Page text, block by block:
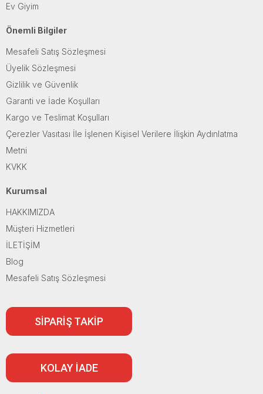
Ev Giyim
Önemli Bilgiler
Mesafeli Satış Sözleşmesi
Üyelik Sözleşmesi
Gizlilik ve Güvenlik
Garanti ve İade Koşulları
Kargo ve Teslimat Koşulları
Çerezler Vasıtası İle İşlenen Kişisel Verilere İlişkin Aydınlatma
Metni
KVKK
Kurumsal
HAKKIMIZDA
Müşteri Hizmetleri
İLETİŞİM
Blog
Mesafeli Satış Sözleşmesi
SİPARİŞ TAKİP
KOLAY İADE